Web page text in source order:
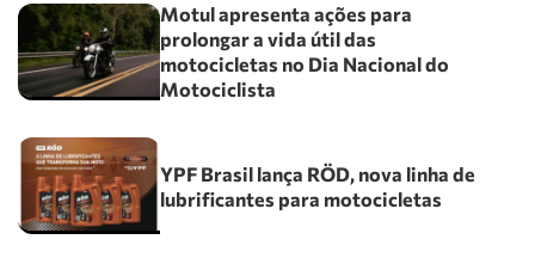
Motul apresenta ações para
prolongar a vida útil das
motocicletas no Dia Nacional do
Motociclista
YPF Brasil lança RÖD, nova linha de
lubrificantes para motocicletas